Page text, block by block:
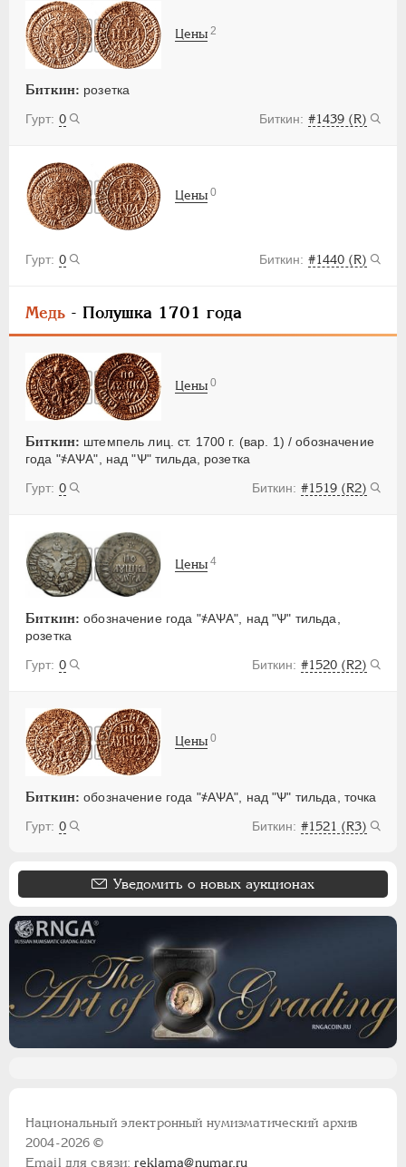
Биткин: розетка
0
#1439 (R)
Цены 2
0 #1440 (R)
Цены 0
Медь - Полушка 1701 года
Биткин: штемпель лиц. ст. 1700 г. (вар. 1) / обозначение
года "҂АѰА", над "Ѱ" тильда, розетка
0
#1519 (R2)
Цены 0
Биткин: обозначение года "҂АѰА", над "Ѱ" тильда,
розетка
0
#1520 (R2)
Цены 4
Биткин: обозначение года "҂АѰА", над "Ѱ" тильда, точка
0
#1521 (R3)
Цены 0
Уведомить о новых аукционах
Национальный электронный нумизматический архив
2004-2026 ©
Email для связи:reklama@numar.ru